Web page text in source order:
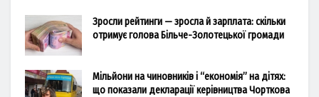
Зросли рейтинги — зросла й зарплата: скільки
отримує голова Більче-Золотецької громади
Мільйони на чиновників і “економія” на дітях:
що показали декларації керівництва Чорткова